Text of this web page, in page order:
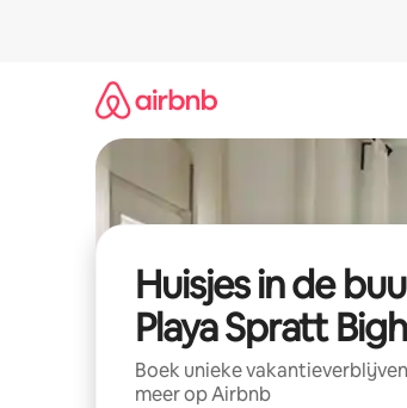
Huisjes in de
Playa Spratt
Boek unieke
meer op Airbnb